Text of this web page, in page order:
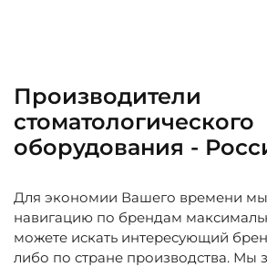
Производители
стоматологического
оборудования -
Для экономии Вашего времени мы
навигацию по брендам
можете искать интересующий
либо по стране производства. Мы